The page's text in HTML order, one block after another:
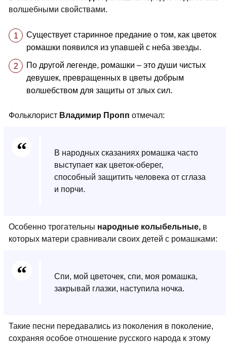
волшебными свойствами.
Существует старинное предание о том, как цветок
ромашки появился из упавшей с неба звезды.
По другой легенде, ромашки – это души чистых
девушек, превращенных в цветы добрым
волшебством для защиты от злых сил.
Фольклорист Владимир Пропп отмечал:
В народных сказаниях ромашка часто
выступает как цветок-оберег,
способный защитить человека от сглаза
и порчи.
Особенно трогательны народные колыбельные, в
которых матери сравнивали своих детей с ромашками:
Спи, мой цветочек, спи, моя ромашка,
закрывай глазки, наступила ночка.
Такие песни передавались из поколения в поколение,
сохраняя особое отношение русского народа к этому